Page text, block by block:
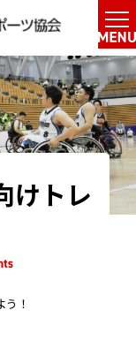
けトレ
！